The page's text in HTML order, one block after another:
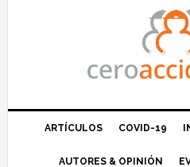
ARTÍCULOS COVID-19
AUTORES & OPINIÓN